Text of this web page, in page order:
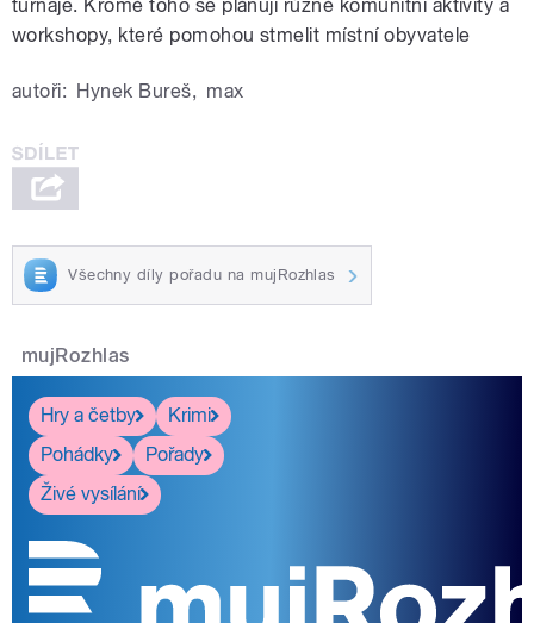
turnaje. Kromě toho se plánují různé komunitní aktivity a
workshopy, které pomohou stmelit místní obyvatele
autoři: Hynek Bureš, max
Všechny díly pořadu na mujRozhlas
mujRozhlas
Hry a četby
Krimi
Pohádky
Pořady
Živé vysílání